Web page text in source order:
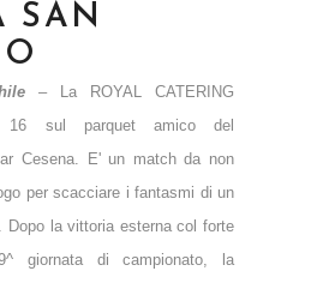
SAN
–
La ROYAL CATERING
16 sul parquet amico del
Cesena. E' un match da non
per scacciare i fantasmi di un
Dopo la vittoria esterna col forte
giornata di campionato, la